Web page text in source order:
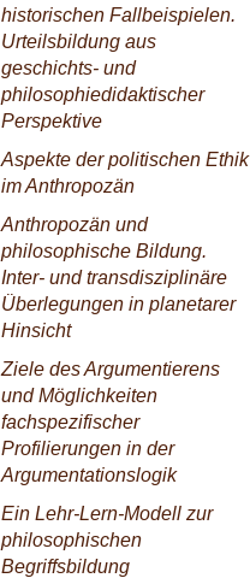
historischen Fallbeispielen.
Urteilsbildung aus
geschichts- und
philosophiedidaktischer
Perspektive
Aspekte der politischen Ethik
im Anthropozän
Anthropozän und
philosophische Bildung.
Inter- und transdisziplinäre
Überlegungen in planetarer
Hinsicht
Ziele des Argumentierens
und Möglichkeiten
fachspezifischer
Profilierungen in der
Argumentationslogik
Ein Lehr-Lern-Modell zur
philosophischen
Begriffsbildung